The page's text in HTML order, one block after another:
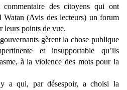
des citoyens qui ont
Watan (Avis des lecteurs) un forum
leurs points de vue.
gèrent la chose publique
et insupportable qu’ils
à la violence des mots pour la
a qui, par désespoir, a choisi la